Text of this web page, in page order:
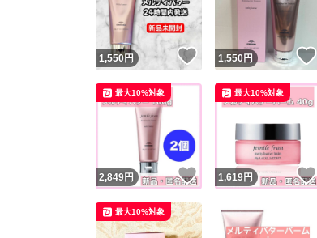
1,550円 いいね！
1,550円
2,849円 いいね！
最大10%対象
1,619円
最大10%対象
最大10%対象